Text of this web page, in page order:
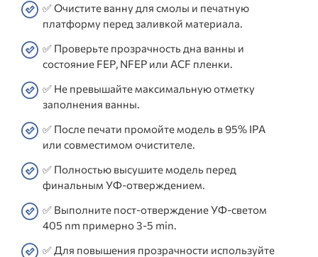
✅ Очистите ванну для смолы и печатную
платформу перед заливкой материала.
✅ Проверьте прозрачность дна ванны и
состояние FEP, NFEP или ACF пленки.
✅ Не превышайте максимальную отметку
заполнения ванны.
✅ После печати промойте модель в 95% IPA
или совместимом очистителе.
✅ Полностью высушите модель перед
финальным УФ-отверждением.
✅ Выполните пост-отверждение УФ-светом
405 nm примерно 3-5 min.
✅ Для повышения прозрачности используйте